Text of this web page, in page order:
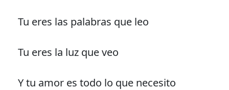
Tu eres las palabras que leo
Tu eres la luz que veo
Y tu amor es todo lo que necesito